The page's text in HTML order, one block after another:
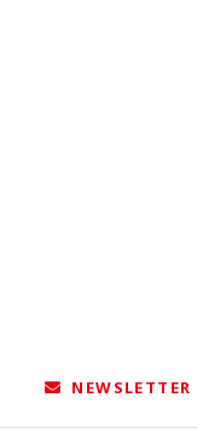
NEWSLETTER